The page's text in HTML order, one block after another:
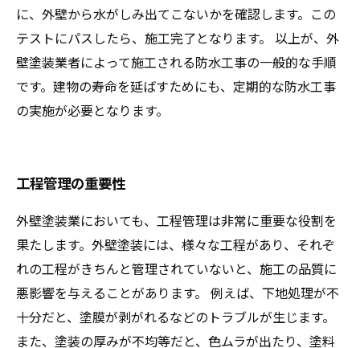
に、外壁から水がしみ出てこないかを確認します。この
テストにパスしたら、施工完了となります。 以上が、外
壁塗装業者によって施工される防水工事の一般的な手順
です。建物の寿命を延ばすためにも、定期的な防水工事
の実施が必要となります。
工程管理の重要性
外壁塗装業においても、工程管理は非常に重要な役割を
果たします。外壁塗装には、様々な工程があり、それぞ
れの工程がきちんと管理されていないと、施工の品質に
悪影響を与えることがあります。 例えば、下地処理が不
十分だと、塗膜が剥がれるなどのトラブルが生じます。
また、塗装の厚みが不均等だと、色ムラが出たり、塗料